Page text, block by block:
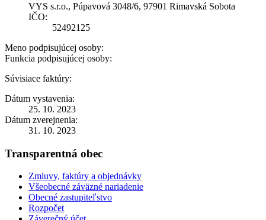
VYS s.r.o., Púpavová 3048/6, 97901 Rimavská Sobota
IČO:
52492125
Meno podpisujúcej osoby:
Funkcia podpisujúcej osoby:
Súvisiace faktúry:
Dátum vystavenia:
25. 10. 2023
Dátum zverejnenia:
31. 10. 2023
Transparentná obec
Zmluvy, faktúry a objednávky
Všeobecné záväzné nariadenie
Obecné zastupiteľstvo
Rozpočet